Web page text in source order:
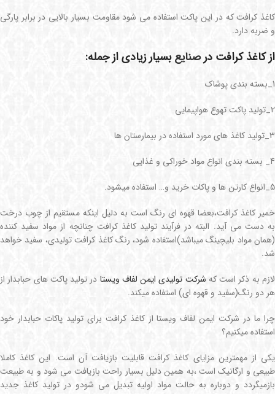
کاغذ کرافت که در این پاکت استفاده می شود مقاومت بسیار بالایی در برابر پارگی
و ضربه دارد.
از کاغذ کرافت درصنایعبسیار زیادی از جمله:
1_بسته بندی پوشاک
2_تولید پاکت تهوع هواپیمایی
3_تولید کاغذ های مورد استفاده در بیمارستان ها
4_ بسته بندی انواع مواد خوراکی و غذایی
5_انواع کارتن ها و پاکات خرید و… استفاده میشود.
خمیر کاغذ کرافت،بعضا قهوه ای رنگ است به دلیل اینکه مستقیم از چوب درخت
به دست می آید. البته در فرآیند تولید کاغذ کرافت چنانچه از مواد سفید کننده
(همان مواد بلیچینگ میباشد)استفاده شود، رنگ کاغذ کرافت تولیدی، سفید خواهد
شد.
لازم به ذکر است که شرکت تولیدی ایمن لفاف ویستا در تولید پاکت های حبابدار از
هر دو رنگ(سفید و قهوه ای) استفاده میکند.
چرا ما در شرکت ایمن لفاف ویستا از کاغذ کرافت برای تولید پاکات حبابدار خود
استفاده میکنیم؟
یکی از مهمترین مزایای کاغذ کرافت قابلیت بازیافت آن است. این کاغذ کاملا
طبیعی و ارگانیک است ،به همین دلیل بسیار راحت بازیافت می شود و به طبیعت
بازمیگردد و دوباره به حالت مواد اولیه تبدیل می شودو در تولید کاغذ جدید